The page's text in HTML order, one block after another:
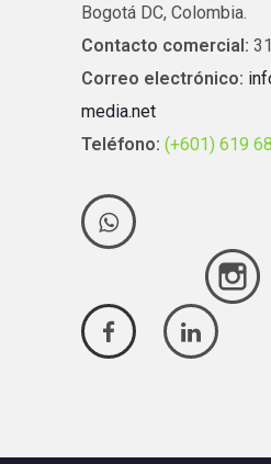
Bogotá DC, Colombia.
Contacto comercial:
Correo electrónico:
media.net
Teléfono: (+601) 619